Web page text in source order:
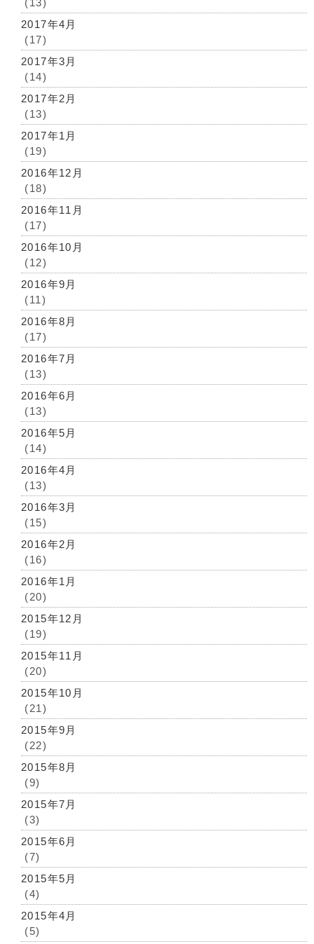
(13)
2017年4月
(17)
2017年3月
(14)
2017年2月
(13)
2017年1月
(19)
2016年12月
(18)
2016年11月
(17)
2016年10月
(12)
2016年9月
(11)
2016年8月
(17)
2016年7月
(13)
2016年6月
(13)
2016年5月
(14)
2016年4月
(13)
2016年3月
(15)
2016年2月
(16)
2016年1月
(20)
2015年12月
(19)
2015年11月
(20)
2015年10月
(21)
2015年9月
(22)
2015年8月
(9)
2015年7月
(3)
2015年6月
(7)
2015年5月
(4)
2015年4月
(5)